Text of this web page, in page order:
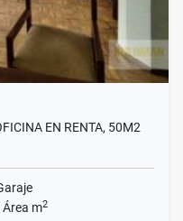
EN RENTA, 50M2
Área m2